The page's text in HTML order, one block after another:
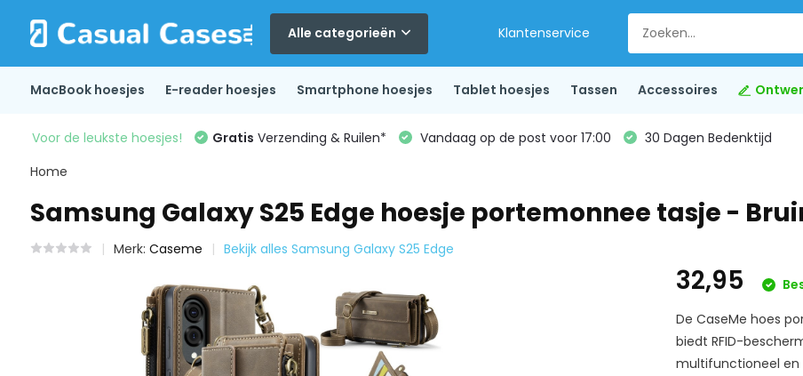
Alle categorieën Klantenservice
MacBook hoesjes E-reader hoesjes Smartphone hoesjes Tablet hoesjes Tassen Accessoires
Voor de leukste hoesjes! Gratis Verzending & Ruilen* Vandaag op de post voor 17:00
30 Dagen Bedenktijd
Home
Samsung Galaxy S25 Edge hoesje portemonnee tasje -
Merk: Caseme Bekijk alles Samsung Galaxy S25 Edge
32,95
De CaseMe hoes
biedt RFID-
multifunctioneel en